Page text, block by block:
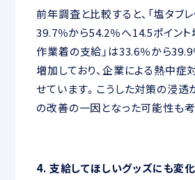
前年調査と比較すると、「塩タブ
39.7％から54.2％へ14.5ポイント
作業着の支給」は33.6％から39.9
増加しており、企業による熱中症
せています。こうした対策の浸透
の改善の一因となった可能性も考
4. 支給してほしいグッズにも変